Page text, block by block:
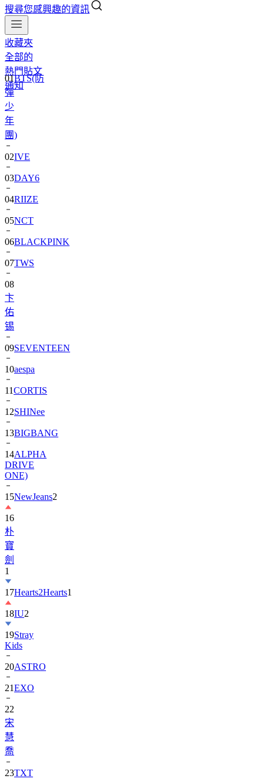
搜尋您感興趣的資訊
收藏夾
全部的
熱門貼文
通知
01BTS(防
彈
少
年
團)
02IVE
03DAY6
04RIIZE
05NCT
06BLACKPINK
07TWS
08
卞
佑
锡
09
10aespa
11CORTIS
12SHINee
13BIGBANG
14ALPHA
DRIVE
ONE)
15NewJeans
16
朴
寶
劍
1
17
18IU2
19Stray
Kids
20ASTRO
21EXO
22
宋
慧
喬
23
24Suzy